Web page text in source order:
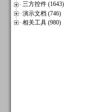
三方控件 (1643)
演示文档 (746)
相关工具 (980)